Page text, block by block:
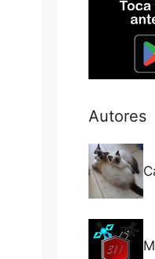
Autores